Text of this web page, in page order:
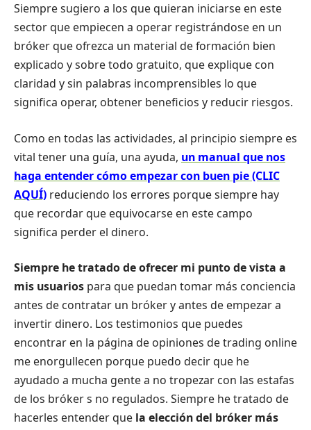
Siempre sugiero a los que quieran iniciarse en este
sector que empiecen a operar registrándose en un
bróker que ofrezca un material de formación bien
explicado y sobre todo gratuito, que explique con
claridad y sin palabras incomprensibles lo que
significa operar, obtener beneficios y reducir riesgos.
Como en todas las actividades, al principio siempre es
vital tener una guía, una ayuda, un manual que nos
haga entender cómo empezar con buen pie (CLIC
AQUÍ) reduciendo los errores porque siempre hay
que recordar que equivocarse en este campo
significa perder el dinero.
Siempre he tratado de ofrecer mi punto de vista a
mis usuarios para que puedan tomar más conciencia
antes de contratar un bróker y antes de empezar a
invertir dinero. Los testimonios que puedes
encontrar en la página de opiniones de trading online
me enorgullecen porque puedo decir que he
ayudado a mucha gente a no tropezar con las estafas
de los bróker s no regulados. Siempre he tratado de
hacerles entender que la elección del bróker más